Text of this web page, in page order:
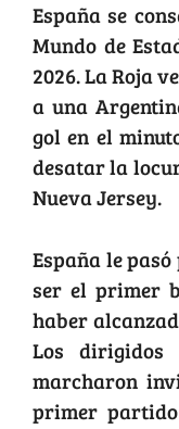
España se
Mundo de
2026. La Roja
a una
gol en el
desatar la
Nueva Jersey.
España le
ser el primer
haber
Los
marcharon
primer partido